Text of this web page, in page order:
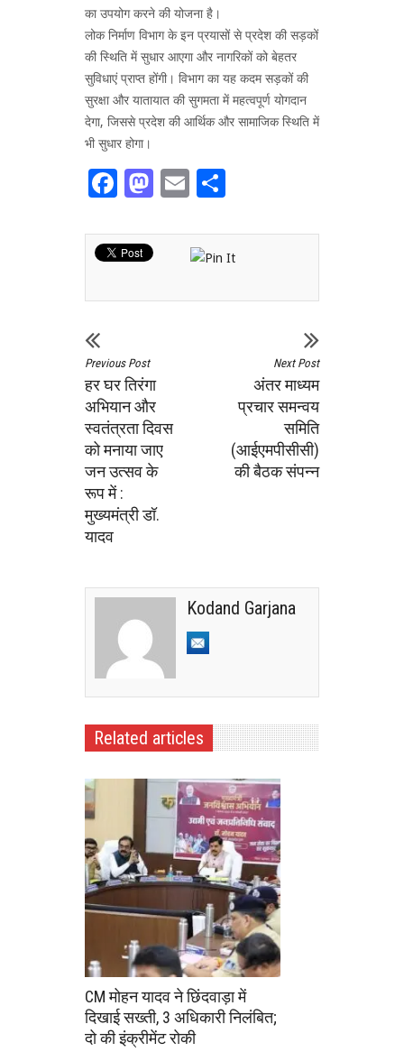
का उपयोग करने की योजना है।
लोक निर्माण विभाग के इन प्रयासों से प्रदेश की सड़कों
की स्थिति में सुधार आएगा और नागरिकों को बेहतर
सुविधाएं प्राप्त होंगी। विभाग का यह कदम सड़कों की
सुरक्षा और यातायात की सुगमता में महत्वपूर्ण योगदान
देगा, जिससे प्रदेश की आर्थिक और सामाजिक स्थिति में
भी सुधार होगा।
Facebook
Mastodon
Email
Previous Post
हर घर तिरंगा
अभियान और
स्वतंत्रता दिवस
को मनाया जाए
जन उत्सव के
रूप में :
मुख्यमंत्री डॉ.
यादव
Next Post
अंतर माध्यम
प्रचार समन्वय
समिति
(आईएमपीसीसी)
की बैठक संपन्न
Kodand Garjana
Related articles
CM मोहन यादव ने छिंदवाड़ा में
दिखाई सख्ती, 3 अधिकारी निलंबित;
दो की इंक्रीमेंट रोकी